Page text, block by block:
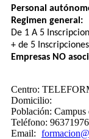
Personal
Regimen general:
De 1 A ​5
+​ de 5
Empresas NO
Centro:
Domicilio:
Población: Campus
Teléfono:
Email: